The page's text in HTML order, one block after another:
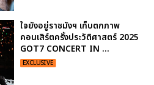
ใจยังอยู่ราชมังฯ เก็บตกภาพ
คอนเสิร์ตครั้งประวัติศาสตร์ 2025
GOT7 CONCERT IN ...
EXCLUSIVE